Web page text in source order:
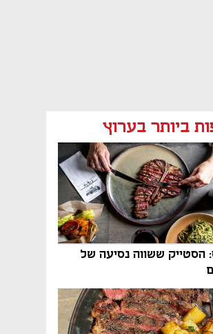
ביותר בערוץ
הסטייק ששווה נסיעה של